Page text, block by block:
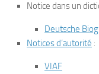
Notice dans un
Deutsche
Notices d’autorité :
VIAF